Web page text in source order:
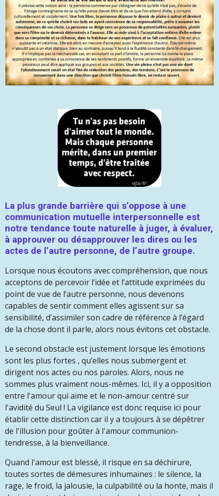
La plus grande barrière qui s’oppose à une
communication mutuelle interpersonnelle est
notre tendance toute naturelle à juger, à évaluer,
à approuver ou désapprouver les dires ou les
actes de l’autre personne, de l’autre groupe.
Lorsque nous écoutons avec compréhension, que nous
acceptons de percevoir l’idée et l’attitude exprimées du
point de vue de l’autre personne, nous devenons
capables de sentir comment elles agissent sur sa
sensibilité, d’assimiler son cadre de référence à l’égard
de la chose dont il parle, alors nous évitons cet obstacle.
Le second obstacle est justement lorsque les émotions
sont les plus fortes , qu’elles nous submergent et
dirigent nos actes ou nos paroles. Alors, nous ne
sommes plus vraiment nous-mêmes. Ici, il y a opposition
entre l'amour qui aime et le non-amour centré sur
l'avidité du Seul ! La vigilance est donc requise ici pour
établir cette distinction car il y a toujours à se dépêtrer
de l'illusion pour goûter à l'amour communion-
tendresse, à la bienveillance.
Quand l'amour est blessé, il risque en sa déchirure,
toutes sortes de démesures inhumaines : le silence, la
rage, le froid, la jalousie, la culpabilité ou la honte, mais il